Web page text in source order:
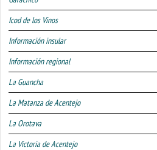
Icod de los Vinos
Información insular
Información regional
La Guancha
La Matanza de Acentejo
La Orotava
La Victoria de Acentejo